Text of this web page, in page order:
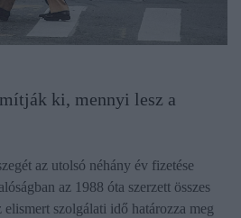
ki, mennyi lesz a
az utolsó néhány év fizetése
az 1988 óta szerzett összes
elismert szolgálati idő határozza meg